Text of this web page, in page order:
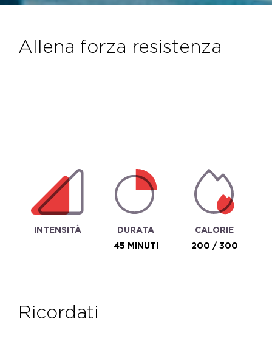
allena forza resistenza
INTENSITÀ
DURATA
45 MINUTI
CALORIE
200 / 300
ricordati